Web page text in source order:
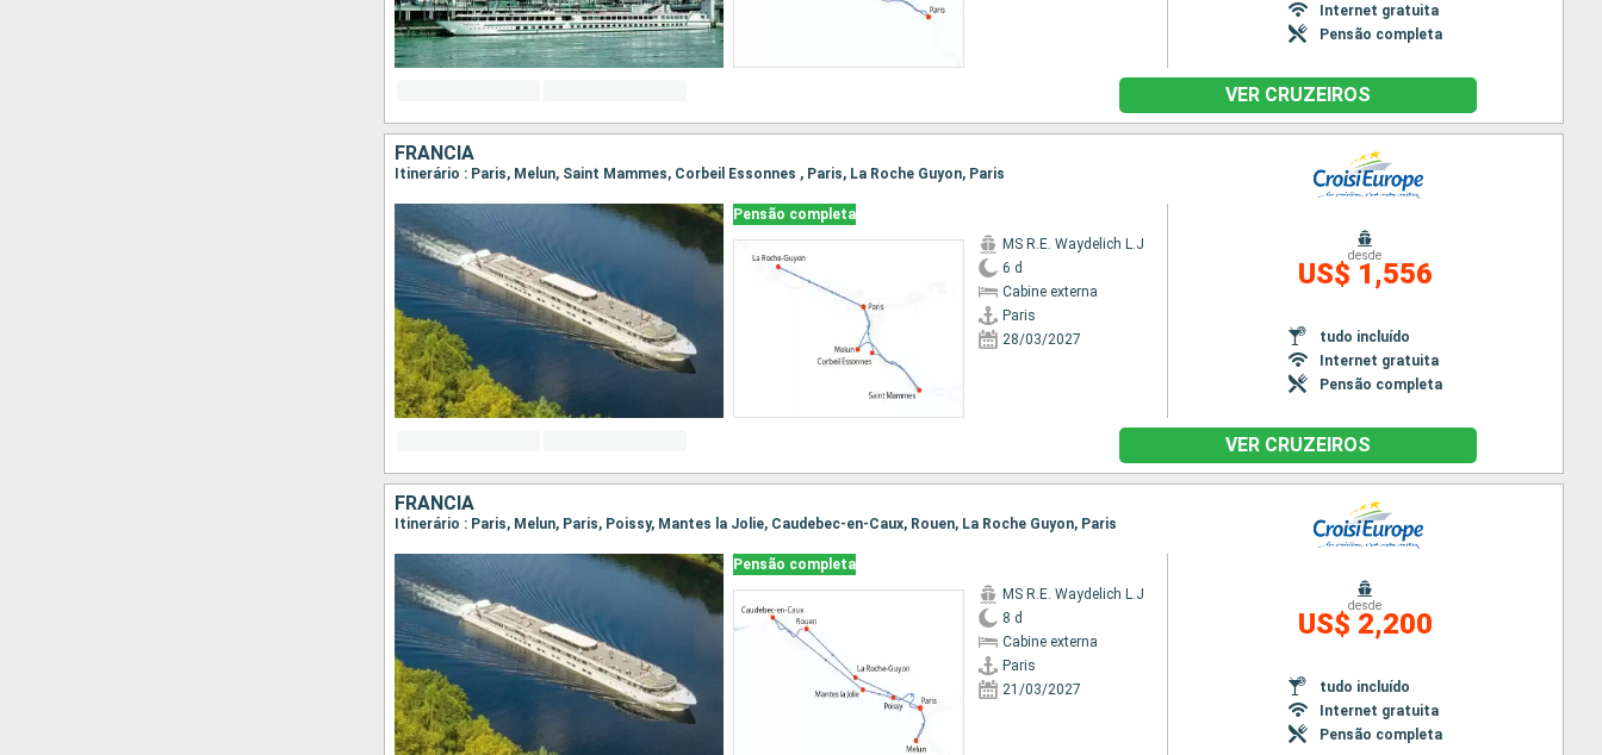
Internet gratuita
Pensão completa
VER CRUZEIROS
FRANCIA
Itinerário : Paris, Melun, Saint Mammes, Corbeil Essonnes , Paris, La Roche Guyon, Paris
Pensão completa
MS R.E. Waydelich L.J
6 d
Cabine externa
Paris
28/03/2027
desde
US$ 1,556
tudo incluído
Internet gratuita
Pensão completa
VER CRUZEIROS
FRANCIA
Itinerário : Paris, Melun, Paris, Poissy, Mantes la Jolie, Caudebec-en-Caux, Rouen, La Roche Guyon, Paris
Pensão completa
MS R.E. Waydelich L.J
8 d
Cabine externa
Paris
21/03/2027
desde
US$ 2,200
tudo incluído
Internet gratuita
Pensão completa